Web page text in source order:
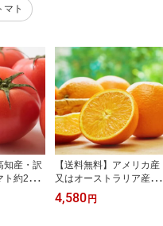
マト
知産・訳
ト約2kg
ット北
縄送料1
【送料無料】アメリカ産
又はオーストラリア産ネ
ーブルオレンジ又は バレ
ンシアオレンジ20個入り
4,580 円